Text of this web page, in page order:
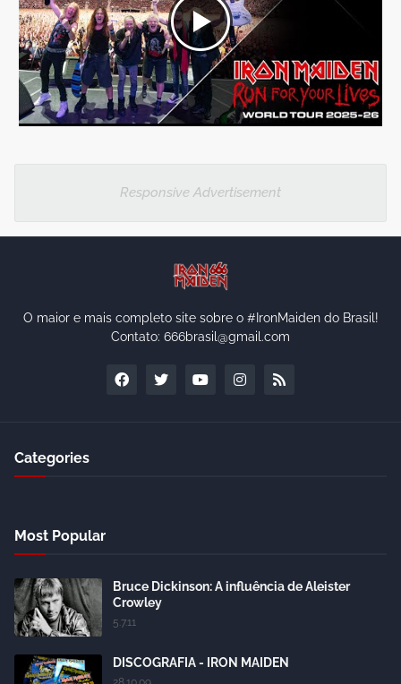
Responsive Advertisement
O maior e mais completo site sobre o #IronMaiden do Brasil!
Contato: 666brasil@gmail.com
Categories
Most Popular
Bruce Dickinson: A influência de Aleister
Crowley
5.7.11
DISCOGRAFIA - IRON MAIDEN